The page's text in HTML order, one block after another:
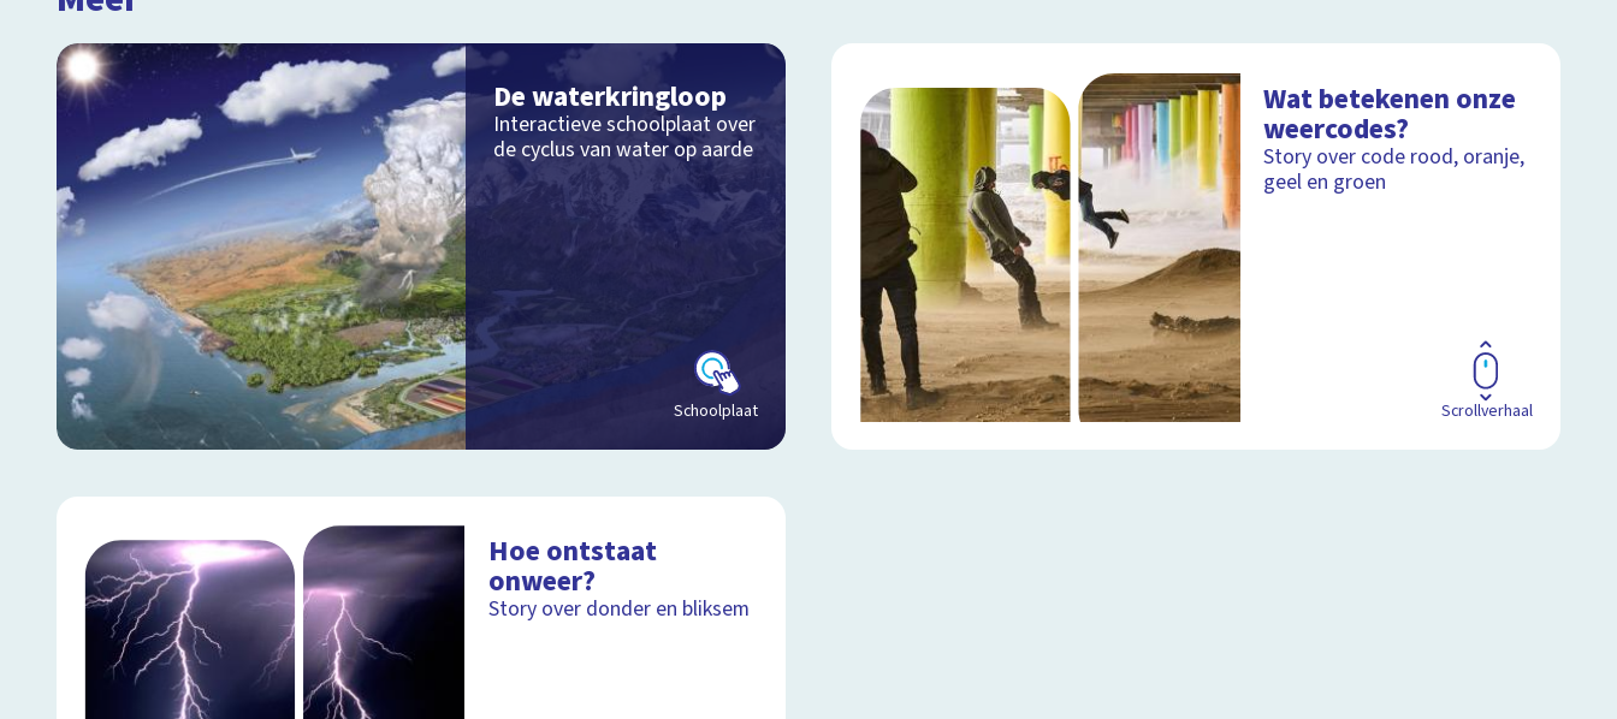
De waterkringloop
Interactieve schoolplaat over
de cyclus van water op aarde
Schoolplaat
Wat betekenen onze
weercodes?
Story over code rood, oranje,
geel en groen
Scrollverhaal
Hoe ontstaat
onweer?
Story over donder en bliksem